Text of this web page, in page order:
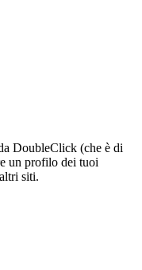
DoubleClick (che è di
un profilo dei tuoi
siti.